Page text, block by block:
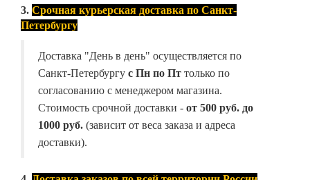
3. Срочная курьерская доставка по Санкт-
Петербургу
Доставка "День в день" осуществляется по
Санкт-Петербургу с Пн по Пт только по
согласованию с менеджером магазина.
Стоимость срочной доставки - от 500 руб. до
1000 руб. (зависит от веса заказа и адреса
доставки).